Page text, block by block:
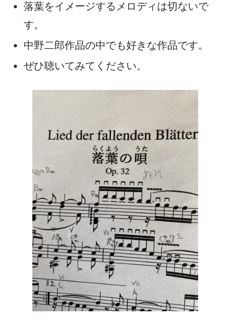
落葉をイメージするメロディは切ないで
す。
中野二郎作品の中でも好きな作品です。
ぜひ聴いてみてください。